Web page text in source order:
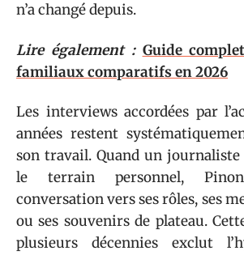
n’a changé depuis.
Lire également : Guide
familiaux comparatifs en 2026
Les interviews accordées par
années restent
son travail. Quand un journaliste
le terrain personnel,
conversation vers ses rôles, ses
ou ses souvenirs de plateau.
plusieurs décennies exclut